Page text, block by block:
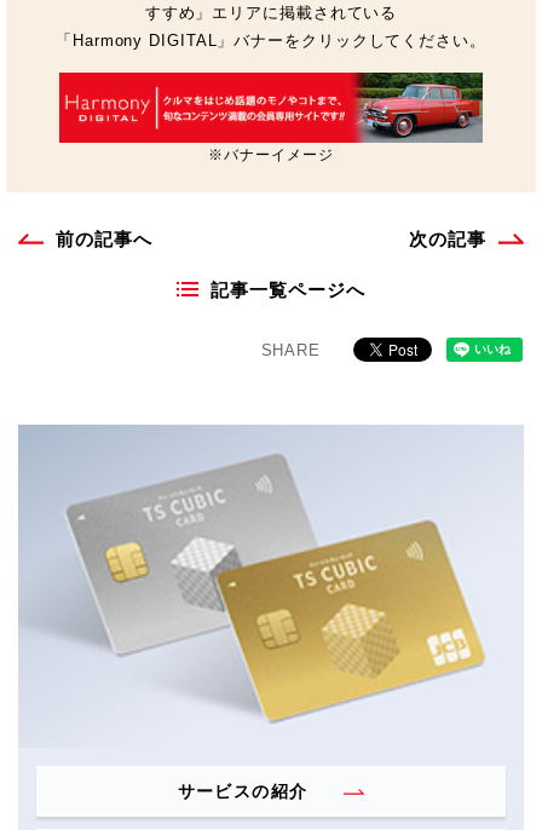
サービスの紹介
すすめ」エリアに掲載されている
「Harmony DIGITAL」バナーをクリックしてください。
※バナーイメージ
前の記事へ
記事一覧ページへ
次の記事
SHARE